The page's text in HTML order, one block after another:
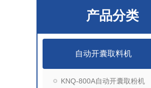
产品分类
自动开囊取料机
KNQ-800A自动开囊取粉机